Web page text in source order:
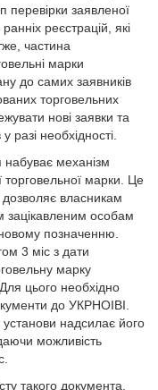
перевірки заявленої
реєстрацій, які
частина
марки
до самих заявників
торговельних
нові заявки та
разі необхідності.
набуває механізм
торговельної марки. Це
власникам
зацікавленим особам
позначенню.
3 міс з дати
марку
цього необхідно
до УКРНОІВІ.
надсилає його
можливість
такого документа.